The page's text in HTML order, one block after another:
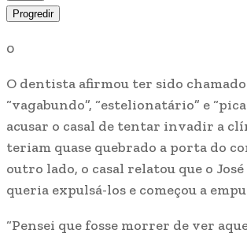
Progredir
0
O dentista afirmou ter sido
“vagabundo”, “estelionatário” e
acusar o casal de tentar invadir a
teriam quase quebrado a porta do
outro lado, o casal relatou que o
queria expulsá-los e começou a
“Pensei que fosse morrer de ver